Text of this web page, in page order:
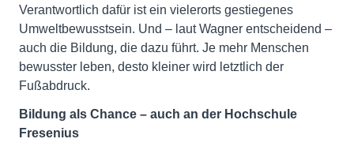
Verantwortlich dafür ist ein vielerorts gestiegenes
Umweltbewusstsein. Und – laut Wagner entscheidend –
auch die Bildung, die dazu führt. Je mehr Menschen
bewusster leben, desto kleiner wird letztlich der
Fußabdruck.
Bildung als Chance – auch an der Hochschule
Fresenius